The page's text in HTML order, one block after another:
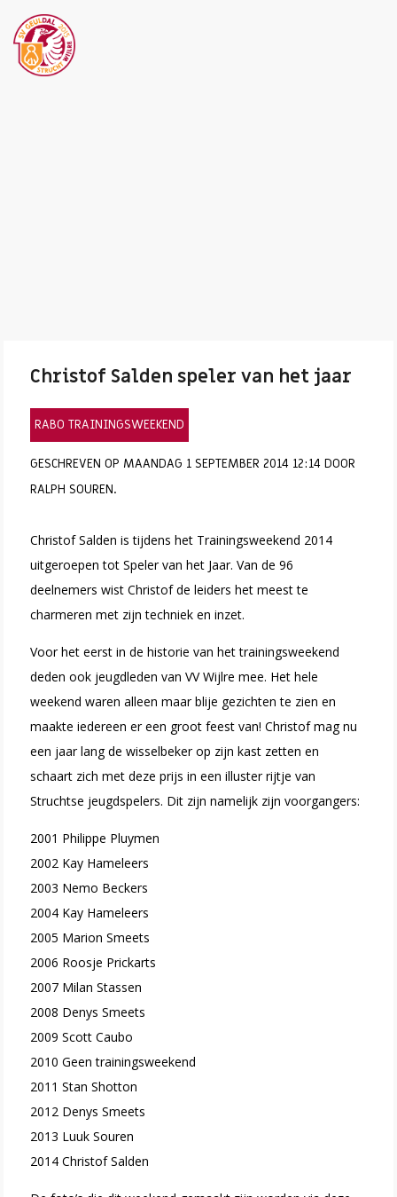
Christof Salden speler van het jaar
RABO TRAININGSWEEKEND
GESCHREVEN OP MAANDAG 1 SEPTEMBER 2014 12:14 DOOR
RALPH SOUREN.
Christof Salden is tijdens het Trainingsweekend 2014
uitgeroepen tot Speler van het Jaar. Van de 96
deelnemers wist Christof de leiders het meest te
charmeren met zijn techniek en inzet.
Voor het eerst in de historie van het trainingsweekend
deden ook jeugdleden van VV Wijlre mee. Het hele
weekend waren alleen maar blije gezichten te zien en
maakte iedereen er een groot feest van! Christof mag nu
een jaar lang de wisselbeker op zijn kast zetten en
schaart zich met deze prijs in een illuster rijtje van
Struchtse jeugdspelers. Dit zijn namelijk zijn voorgangers:
2001 Philippe Pluymen
2002 Kay Hameleers
2003 Nemo Beckers
2004 Kay Hameleers
2005 Marion Smeets
2006 Roosje Prickarts
2007 Milan Stassen
2008 Denys Smeets
2009 Scott Caubo
2010 Geen trainingsweekend
2011 Stan Shotton
2012 Denys Smeets
2013 Luuk Souren
2014 Christof Salden